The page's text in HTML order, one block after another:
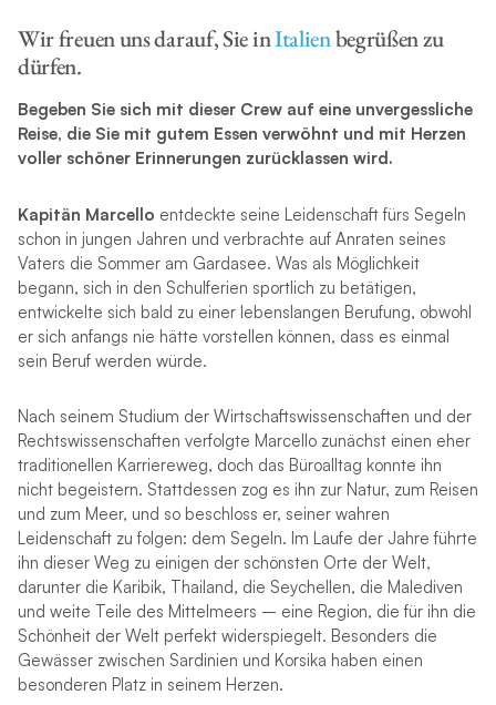
Wir freuen uns darauf, Sie inItalienbegrüßen zu
dürfen.
Begeben Sie sich mit dieser Crew auf eine unvergessliche
Reise, die Sie mit gutem Essen verwöhnt und mit Herzen
voller schöner Erinnerungen zurücklassen wird.
Kapitän Marcello entdeckte seine Leidenschaft fürs Segeln
schon in jungen Jahren und verbrachte auf Anraten seines
Vaters die Sommer am Gardasee. Was als Möglichkeit
begann, sich in den Schulferien sportlich zu betätigen,
entwickelte sich bald zu einer lebenslangen Berufung, obwohl
er sich anfangs nie hätte vorstellen können, dass es einmal
sein Beruf werden würde.
Nach seinem Studium der Wirtschaftswissenschaften und der
Rechtswissenschaften verfolgte Marcello zunächst einen eher
traditionellen Karriereweg, doch das Büroalltag konnte ihn
nicht begeistern. Stattdessen zog es ihn zur Natur, zum Reisen
und zum Meer, und so beschloss er, seiner wahren
Leidenschaft zu folgen: dem Segeln. Im Laufe der Jahre führte
ihn dieser Weg zu einigen der schönsten Orte der Welt,
darunter die Karibik, Thailand, die Seychellen, die Malediven
und weite Teile des Mittelmeers – eine Region, die für ihn die
Schönheit der Welt perfekt widerspiegelt. Besonders die
Gewässer zwischen Sardinien und Korsika haben einen
besonderen Platz in seinem Herzen.